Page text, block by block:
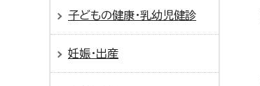
子どもの健康・乳幼児健診
妊娠・出産